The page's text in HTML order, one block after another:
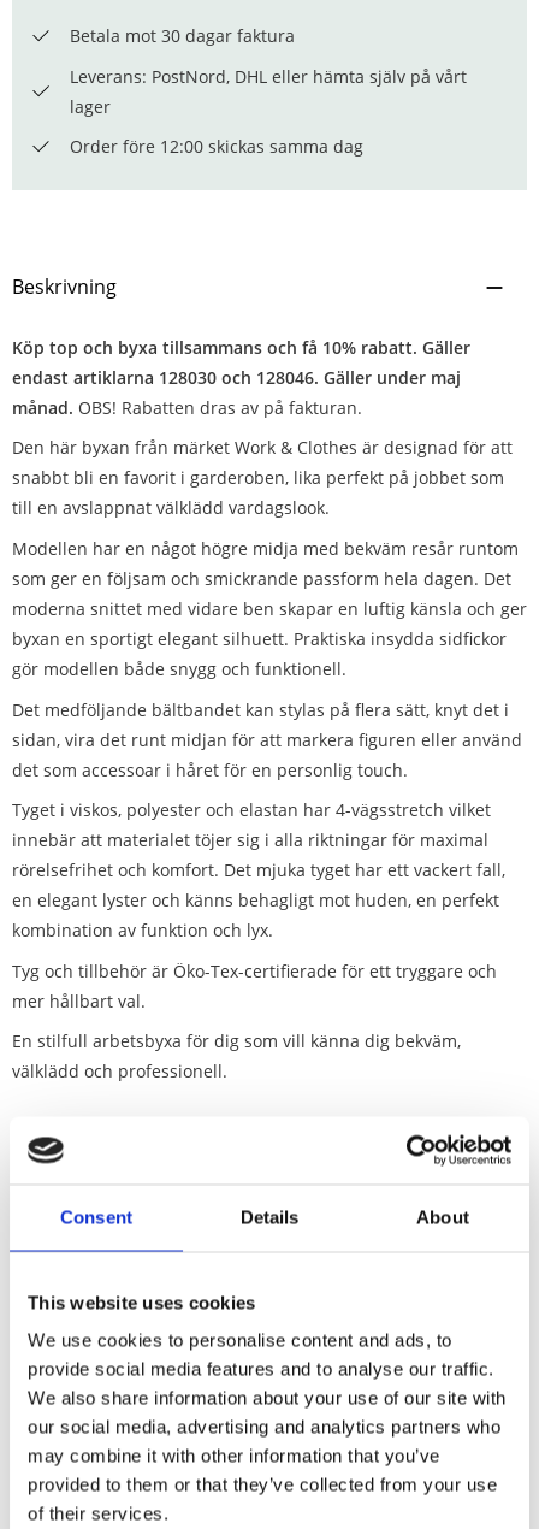
Consent Details About
This website uses cookies
We use cookies to personalise content and ads, to
provide social media features and to analyse our traffic.
We also share information about your use of our site with
our social media, advertising and analytics partners who
may combine it with other information that you’ve
provided to them or that they’ve collected from your use
of their services.
Betala mot 30 dagar faktura
Leverans: PostNord, DHL eller hämta själv på vårt
lager
Order före 12:00 skickas samma dag
Beskrivning
Köp top och byxa tillsammans och få 10% rabatt. Gäller
endast artiklarna 128030 och 128046. Gäller under maj
månad. OBS! Rabatten dras av på fakturan.
Den här byxan från märket Work & Clothes är designad för att
snabbt bli en favorit i garderoben, lika perfekt på jobbet som
till en avslappnat välklädd vardagslook.
Modellen har en något högre midja med bekväm resår runtom
som ger en följsam och smickrande passform hela dagen. Det
moderna snittet med vidare ben skapar en luftig känsla och ger
byxan en sportigt elegant silhuett. Praktiska insydda sidfickor
gör modellen både snygg och funktionell.
Det medföljande bältbandet kan stylas på flera sätt, knyt det i
sidan, vira det runt midjan för att markera figuren eller använd
det som accessoar i håret för en personlig touch.
Tyget i viskos, polyester och elastan har 4-vägsstretch vilket
innebär att materialet töjer sig i alla riktningar för maximal
rörelsefrihet och komfort. Det mjuka tyget har ett vackert fall,
en elegant lyster och känns behagligt mot huden, en perfekt
kombination av funktion och lyx.
Tyg och tillbehör är Öko-Tex-certifierade för ett tryggare och
mer hållbart val.
En stilfull arbetsbyxa för dig som vill känna dig bekväm,
välklädd och professionell.
Material
Storlekar
RELATERADE
PRODUKTER